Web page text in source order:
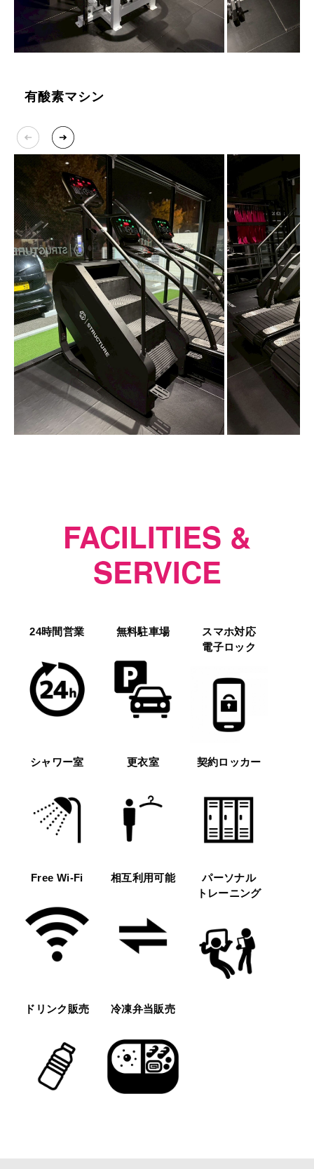
有酸素マシン
FACILITIES &
SERVICE
24時間営業 無料駐車場
スマホ対応
電子ロック
シャワー室 更衣室 契約ロッカー
Free Wi-Fi 相互利用可能
パーソナル
トレーニング
ドリンク販売 冷凍弁当販売